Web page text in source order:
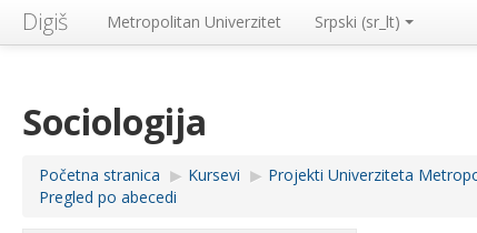
Digiš Metropolitan Univerzitet Srpski ‎(sr_lt)‎
Sociologija
Početna stranica ▶︎ Kursevi ▶︎ Projekti Univerziteta
Pregled po abecedi